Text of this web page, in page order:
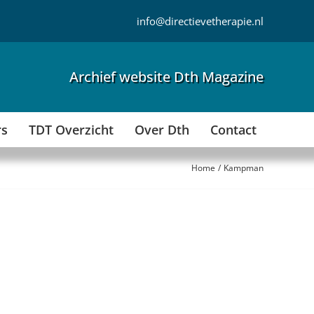
info@directievetherapie.nl
Archief website Dth Magazine
TDT Overzicht Over Dth Contact
Home Kampman